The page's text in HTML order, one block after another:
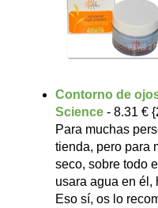
Contorno de
Science- 8.31 €
Para muchas
tienda, pero para
seco, sobre todo
usara agua en él,
Eso sí, os lo